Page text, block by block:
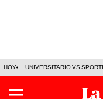
HOY UNIVERSITARIO VS